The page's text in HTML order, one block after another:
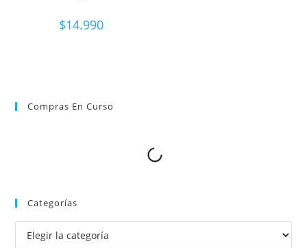
$14.990
Compras En Curso
Categorías